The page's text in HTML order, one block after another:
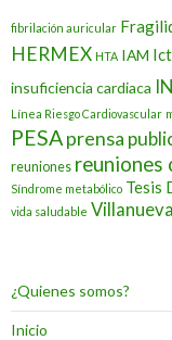
fibrilación auricular
HERMEX HTA IAM
insuficiencia cardiaca
Línea Riesgo Cardiovascular
PESAprensa
reuniones reuniones
Síndrome metabólico Tesis
vida saludable
¿Quienes somos?
Inicio